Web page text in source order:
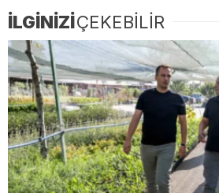
İLGİNİZİÇEKEBİLİR